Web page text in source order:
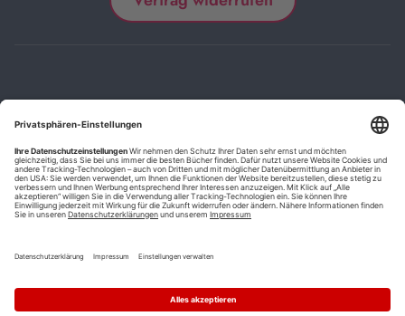
BarrierefreiheitserklärungCookie-Einstellungen
*
Die mit Sternchen (*) gekennzeichneten Links sind Affiliate-Links.
Wenn Sie auf einen solchen Link klicken und auf der Zielseite etwas
kaufen, bekommen wir vom betreffenden Anbieter oder Online-Shop
Kauf oder Preis.
Mehrwertsteuer.
Versand innerhalb Deutschlands versandkostenfrei ab 9,00 €